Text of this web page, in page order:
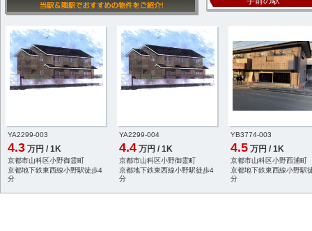
YA2299-003
4.3 万円 / 1K
京都市山科区小野御霊町
京都地下鉄東西線小野駅徒歩4
分
YA2299-004
4.4 万円 / 1K
京都市山科区小野御霊町
京都地下鉄東西線小野駅徒歩4
分
YB3774-003
4.5 万円 / 1K
京都市山科区小野西浦町
京都地下鉄東西線小野駅
分